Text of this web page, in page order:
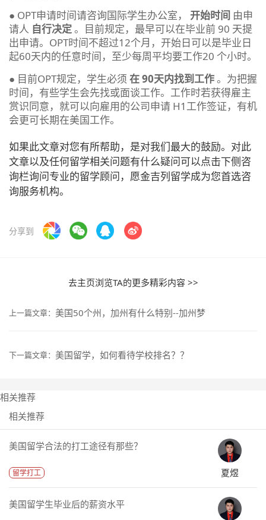
● OPT申请时间请咨询国际学生办公室， 开始时间 由申
请人 自行决定。目前规定，最早可以在毕业前 90 天提
出申请。OPT时间不超过12个月，开始日可以是毕业日
起60天内的任意时间，至少每周平均要工作20 个小时。
● 目前OPT规定，学生必须 在 90天内找到工作。为把握
时间，有些学生会先找或面谈工作。工作时若获得雇主
赏识同意，就可以向雇用的公司申请 H1工作签证，有机
会更可长期在美国工作。
如果此文章对您有所帮助，是对我们最大的鼓励。对此
文章以及任何留学相关问题有什么疑问可以点击下侧咨
询栏询问专业的留学顾问，愿金吉列留学成为您首选咨
询服务机构。
分享到
去主页浏览TA的更多精彩内容 >>
上一篇文章： 美国50个州，加州有什么特别--加州梦
下一篇文章： 美国留学，如何看待学校排名？？
相关推荐
相关推荐
美国留学合法的打工途径有那些？
留学打工 夏煜
美国留学生毕业后的薪资水平